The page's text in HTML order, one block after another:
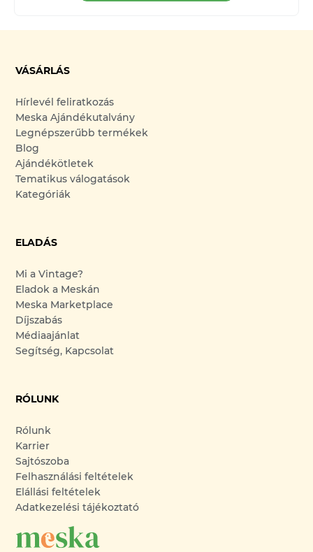
VÁSÁRLÁS
Hírlevél feliratkozás
Meska Ajándékutalvány
Legnépszerűbb termékek
Blog
Ajándékötletek
Tematikus válogatások
Kategóriák
ELADÁS
Mi a Vintage?
Eladok a Meskán
Meska Marketplace
Díjszabás
Médiaajánlat
Segítség, Kapcsolat
RÓLUNK
Rólunk
Karrier
Sajtószoba
Felhasználási feltételek
Elállási feltételek
Adatkezelési tájékoztató